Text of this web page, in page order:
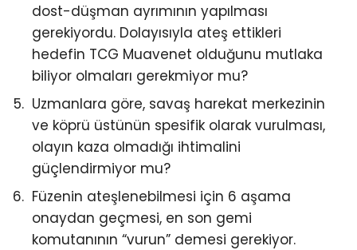
dost-düşman ayrımının yapılması
gerekiyordu. Dolayısıyla ateş ettikleri
hedefin TCG Muavenet olduğunu mutlaka
biliyor olmaları gerekmiyor mu?
Uzmanlara göre, savaş harekat merkezinin
ve köprü üstünün spesifik olarak vurulması,
olayın kaza olmadığı ihtimalini
güçlendirmiyor mu?
Füzenin ateşlenebilmesi için 6 aşama
onaydan geçmesi, en son gemi
komutanının “vurun” demesi gerekiyor.